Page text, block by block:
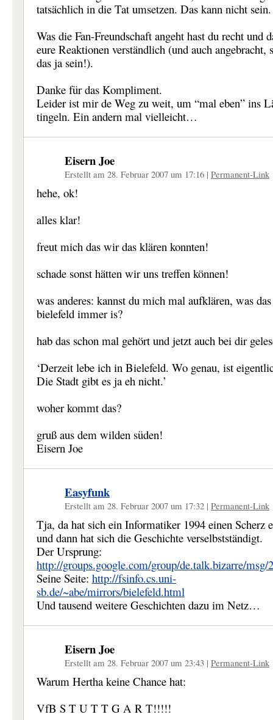
tatsächlich in die Tat umsetzen. Das kann nicht sein.
Was die Fan-Freundschaft angeht hast du recht und
eure Reaktionen verständlich (und auch angebracht,
das ja sein!).
Danke für das Kompliment.
Leider ist mir de Weg zu weit, um “mal eben” ins
tingeln. Ein andern mal vielleicht…
Eisern Joe
Erstellt am 28. Februar 2007 um 17:16 | Permanent-Link
hehe, ok!
alles klar!
freut mich das wir das klären konnten!
schade sonst hätten wir uns treffen können!
was anderes: kannst du mich mal aufklären, was
bielefeld immer is?
hab das schon mal gehört und jetzt auch bei dir
‘Derzeit lebe ich in Bielefeld. Wo genau, ist
Die Stadt gibt es ja eh nicht.’
woher kommt das?
gruß aus dem wilden süden!
Eisern Joe
Easyfunk
Erstellt am 28. Februar 2007 um 17:32 | Permanent-Link
Tja, da hat sich ein Informatiker 1994 einen Scherz
und dann hat sich die Geschichte verselbstständigt.
Der Ursprung:
http://groups.google.com/group/de.talk.bizarre/msg/
Seine Seite: http://fsinfo.cs.uni-
sb.de/~abe/mirrors/bielefeld.html
Und tausend weitere Geschichten dazu im Netz…
Eisern Joe
Erstellt am 28. Februar 2007 um 23:43 | Permanent-Link
Warum Hertha keine Chance hat:
VfB S T U T T G A R T!!!!!